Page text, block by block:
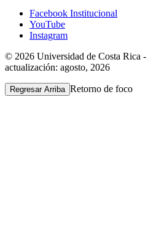
Facebook Institucional
YouTube
Instagram
© 2026 Universidad de Costa Rica -
actualización: agosto, 2026
Regresar Arriba Retorno de foco